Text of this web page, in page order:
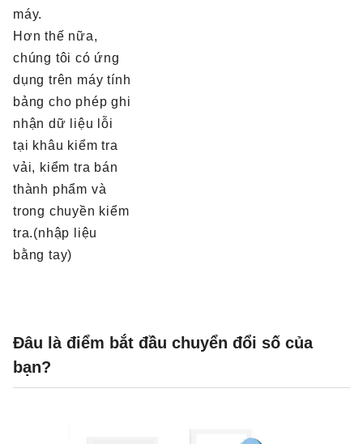
máy.
Hơn thế nữa,
chúng tôi có ứng
dụng trên máy tính
bảng cho phép ghi
nhận dữ liệu lỗi
tại khâu kiểm tra
vải, kiểm tra bán
thành phẩm và
trong chuyền kiểm
tra.(nhập liệu
bằng tay)
Đâu là điểm bắt đầu chuyển đổi số của
bạn?